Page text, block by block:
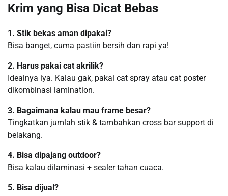
Krim yang Bisa Dicat Bebas
1. Stik bekas aman dipakai?
Bisa banget, cuma pastiin bersih dan rapi ya!
2. Harus pakai cat akrilik?
Idealnya iya. Kalau gak, pakai cat spray atau cat poster
dikombinasi lamination.
3. Bagaimana kalau mau frame besar?
Tingkatkan jumlah stik & tambahkan cross bar support di
belakang.
4. Bisa dipajang outdoor?
Bisa kalau dilaminasi + sealer tahan cuaca.
5. Bisa dijual?